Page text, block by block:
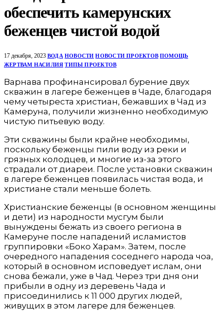
обеспечить камерунских
беженцев чистой водой
17 декабря, 2023 ВОДА НОВОСТИ НОВОСТИ ПРОЕКТОВ ПОМОЩЬ
ЖЕРТВАМ НАСИЛИЯ ТИПЫ ПРОЕКТОВ
Варнава профинансировал бурение двух
скважин в лагере беженцев в Чаде, благодаря
чему четыреста христиан, бежавших в Чад из
Камеруна, получили жизненно необходимую
чистую питьевую воду.
Эти скважины были крайне необходимы,
поскольку беженцы пили воду из реки и
грязных колодцев, и многие из-за этого
страдали от диареи. После установки скважин
в лагере беженцев появилась чистая вода, и
христиане стали меньше болеть.
Христианские беженцы (в основном женщины
и дети) из народности мусгум были
вынуждены бежать из своего региона в
Камеруне после нападений исламистов
группировки «Боко Харам». Затем, после
очередного нападения соседнего народа чоа,
который в основном исповедует ислам, они
снова бежали, уже в Чад. Через три дня они
прибыли в одну из деревень Чада и
присоединились к 11 000 других людей,
живущих в этом лагере для беженцев.